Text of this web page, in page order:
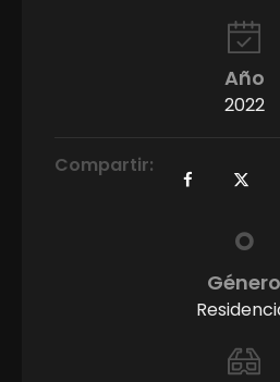
Año
2022
Compartir:
Género